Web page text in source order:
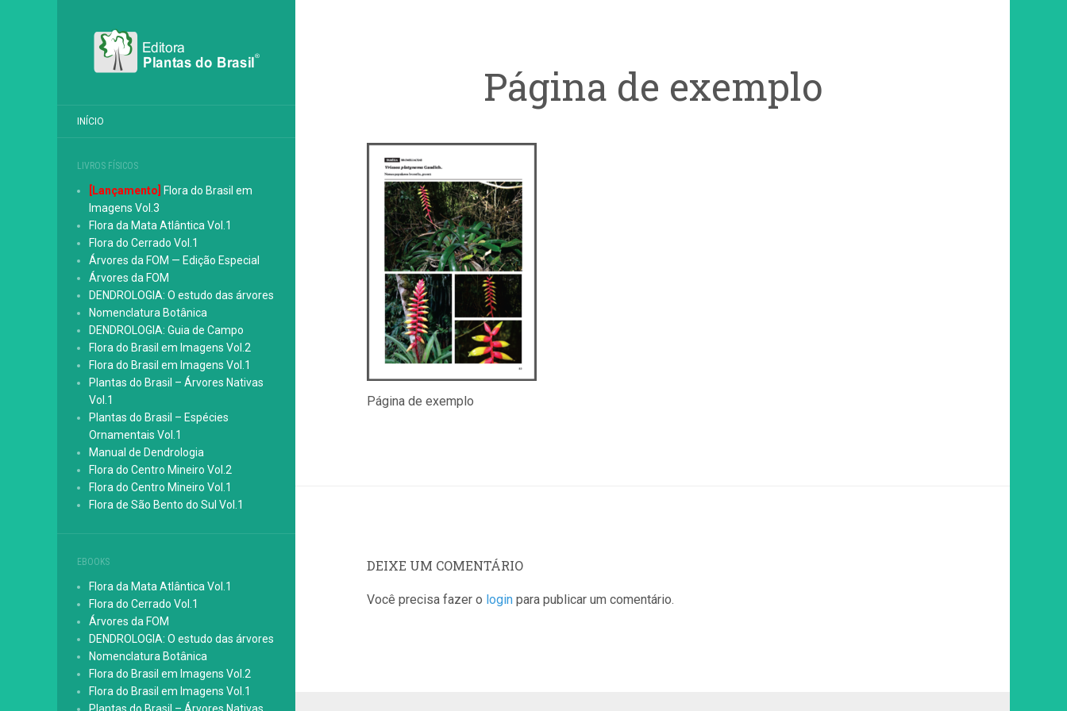
INÍCIO
LIVROS FÍSICOS
[Lançamento]
Flora do Brasil em
Imagens Vol.3
Flora da Mata Atlântica Vol.1
Flora do Cerrado Vol.1
Árvores da FOM — Edição Especial
Árvores da FOM
DENDROLOGIA: O estudo das árvores
Nomenclatura Botânica
DENDROLOGIA: Guia de Campo
Flora do Brasil em Imagens Vol.2
Flora do Brasil em Imagens Vol.1
Plantas do Brasil – Árvores Nativas
Vol.1
Plantas do Brasil – Espécies
Ornamentais Vol.1
Manual de Dendrologia
Flora do Centro Mineiro Vol.2
Flora do Centro Mineiro Vol.1
Flora de São Bento do Sul Vol.1
EBOOKS
Flora da Mata Atlântica Vol.1
Flora do Cerrado Vol.1
Árvores da FOM
DENDROLOGIA: O estudo das árvores
Nomenclatura Botânica
Flora do Brasil em Imagens Vol.2
Flora do Brasil em Imagens Vol.1
Página de exemplo
Página de exemplo
DEIXE UM COMENTÁRIO
Você precisa fazer o login para publicar um comentário.